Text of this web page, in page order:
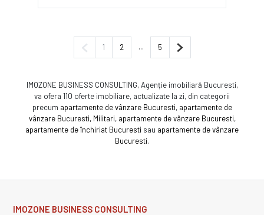
Pagina anterioară
1 2 ... 5 Pagina următoare
IMOZONE BUSINESS CONSULTING, Agenție imobiliară Bucuresti,
va ofera 110 oferte imobiliare, actualizate la zi, din categorii
precum apartamente de vânzare Bucuresti, apartamente de
vânzare Bucuresti, Militari, apartamente de vânzare Bucuresti,
apartamente de închiriat Bucuresti sau apartamente de vânzare
Bucuresti.
IMOZONE BUSINESS CONSULTING